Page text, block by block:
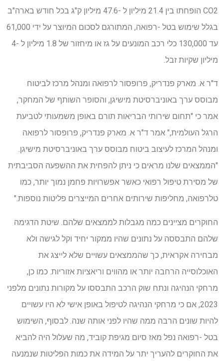
CO2 הופחתו בין 21.4 מיליון ל -47.6 מיליון ק"ג בכל חודש בארה"ב
בגלל שימוש בטל -רפואה, המתורגם לסכום המיוצר על ידי 61,000
עד 130,000 כלי רכב המונעים על גז או מיחזור של 1.8 מיליון ל -4
מיליון שקיות זבל.
ד"ר א. מארק פנדריק, פרופסור לרפואה ומנהל מרכז לביטוח
מבוסס ערך באוניברסיטת מישיגן, והסופר השותף של המחקר,
אמר כי "תחום שירותי הבריאות תורם באופן משמעותי לטביעת
הרגל העולמית," אמר ד"ר א. מארק פנדריק, פרופסור לרפואה
ומנהל המרכז לעיצוב ביטוח מבוסס ערך באוניברסיטת מישיגן.
"הממצאים שלנו מראים כי ניתן להפחית את ההשפעה הסביבתית
של מסירת טיפול רפואי כאשר אפשרויות פחמן נמוך יותר, כמו
טלרפואה, מחליפות שירותים אחרים המייצרים פליטות נוספות."
החוקרים מציינים כמה מגבלות לממצאים שלהם. שיטת הדגימה
שלהם התבססה על נתונים שהיו ממקור יחיד וקל לגישה ולא
מבחירה אקראית, כך שהממצאים עשויים שלא לייצג את
האוכלוסייה הרחבה יותר או מהווים וריאציות אזוריות. כמו כן,
מרחקי הנהיגה ונתח שוק הרכב התבססו על מקורות נתונים מלפני
2023, אם כי מרחקי הנהיגה לטיפול באופן אישי לא היו עשויים
להיות שונים הרבה ממה שהיו לפני אותה שנה. לבסוף, השימוש
בטל -רפואה נפל מאז סיום מגיפת קוביד, מה שעלול היה להביא
את החוקרים להעריך יתר על המידה את כמות הפליטות שנמנעה